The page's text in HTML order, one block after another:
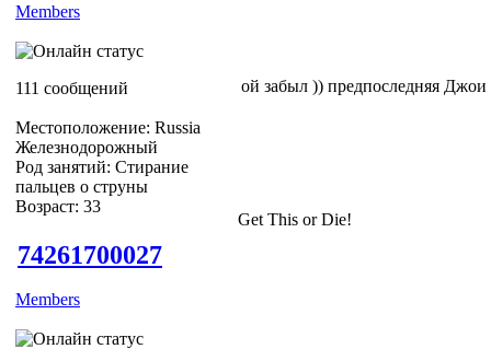
Members
111 сообщений
Местоположение: Russia
Железнодорожный
Род занятий: Стирание
пальцев о струны
Возраст: 33
ой забыл )) предпоследняя Джои
Get This or Die!
74261700027
Members